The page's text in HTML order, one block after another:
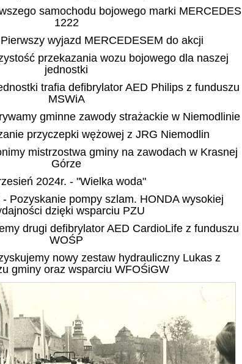
samochodu bojowego marki MERCEDES
1222
wyjazd MERCEDESEM do akcji
przekazania wozu bojowego dla naszej
jednostki
trafia defibrylator AED Philips z funduszu
MSWiA
gminne zawody strażackie w Niemodlinie
przyczepki wężowej z JRG Niemodlin
mistrzostwa gminy na zawodach w Krasnej
Górze
2024r. - "Wielka woda"
Pozyskanie pompy szlam. HONDA wysokiej
dzięki wsparciu PZU
drugi defibrylator AED CardioLife z funduszu
WOŚP
nowy zestaw hydrauliczny Lukas z
gminy oraz wsparciu WFOŚiGW